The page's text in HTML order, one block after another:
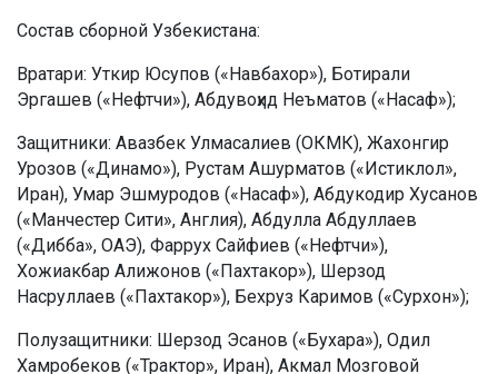
Состав сборной Узбекистана:
Вратари: Уткир Юсупов («Навбахор»), Ботирали
Эргашев («Нефтчи»), Абдувоҳид Неъматов («Насаф»);
Защитники: Авазбек Улмасалиев (ОКМК), Жахонгир
Урозов («Динамо»), Рустам Ашурматов («Истиклол»,
Иран), Умар Эшмуродов («Насаф»), Абдукодир Хусанов
(«Манчестер Сити», Англия), Абдулла Абдуллаев
(«Дибба», ОАЭ), Фаррух Сайфиев («Нефтчи»),
Хожиакбар Алижонов («Пахтакор»), Шерзод
Насруллаев («Пахтакор»), Бехруз Каримов («Сурхон»);
Полузащитники: Шерзод Эсанов («Бухара»), Одил
Хамробеков («Трактор», Иран), Акмал Мозговой